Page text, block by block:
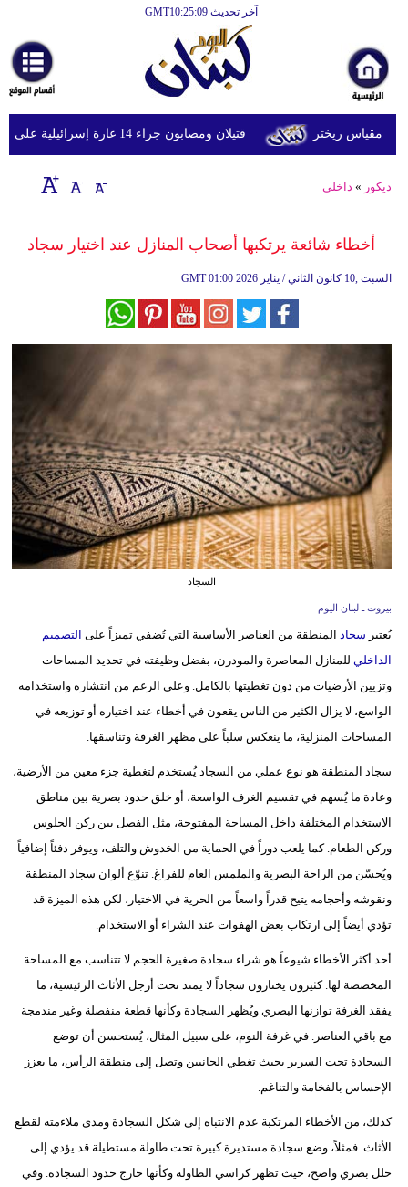
آخر تحديث GMT10:25:09
أخبارعاجلة
رياضة
ثقافة
إقتصاد
وموسيقى
وسفر
ديكور
أخبار
إعلام
إسلامية
مدوَّنات
أبراج
سيارات
قتيلان ومصابون جراء 14 غارة إسرائيلية على شرق وجنوب لبنان
ديكور » داخلي
أخطاء شائعة يرتكبها أصحاب المنازل عند اختيار سجاد
GMT 01:00 2026 السبت ,10 كانون الثاني / يناير
السجاد
بيروت ـ لبنان اليوم
يُعتبر سجاد المنطقة من العناصر الأساسية التي تُضفي تميزاً على التصميم
الداخلي للمنازل المعاصرة والمودرن، بفضل وظيفته في تحديد المساحات
وتزيين الأرضيات من دون تغطيتها بالكامل. وعلى الرغم من انتشاره واستخدامه
الواسع، لا يزال الكثير من الناس يقعون في أخطاء عند اختياره أو توزيعه في
المساحات المنزلية، ما ينعكس سلباً على مظهر الغرفة وتناسقها.
سجاد المنطقة هو نوع عملي من السجاد يُستخدم لتغطية جزء معين من الأرضية،
وعادة ما يُسهم في تقسيم الغرف الواسعة، أو خلق حدود بصرية بين مناطق
الاستخدام المختلفة داخل المساحة المفتوحة، مثل الفصل بين ركن الجلوس
وركن الطعام. كما يلعب دوراً في الحماية من الخدوش والتلف، ويوفر دفئاً إضافياً
ويُحسّن من الراحة البصرية والملمس العام للفراغ. تنوّع ألوان سجاد المنطقة
ونقوشه وأحجامه يتيح قدراً واسعاً من الحرية في الاختيار، لكن هذه الميزة قد
تؤدي أيضاً إلى ارتكاب بعض الهفوات عند الشراء أو الاستخدام.
أحد أكثر الأخطاء شيوعاً هو شراء سجادة صغيرة الحجم لا تتناسب مع المساحة
المخصصة لها. كثيرون يختارون سجاداً لا يمتد تحت أرجل الأثاث الرئيسية، ما
يفقد الغرفة توازنها البصري ويُظهر السجادة وكأنها قطعة منفصلة وغير مندمجة
مع باقي العناصر. في غرفة النوم، على سبيل المثال، يُستحسن أن توضع
السجادة تحت السرير بحيث تغطي الجانبين وتصل إلى منطقة الرأس، ما يعزز
الإحساس بالفخامة والتناغم.
كذلك، من الأخطاء المرتكبة عدم الانتباه إلى شكل السجادة ومدى ملاءمته لقطع
الأثاث. فمثلاً، وضع سجادة مستديرة كبيرة تحت طاولة مستطيلة قد يؤدي إلى
خلل بصري واضح، حيث تظهر كراسي الطاولة وكأنها خارج حدود السجادة. وفي